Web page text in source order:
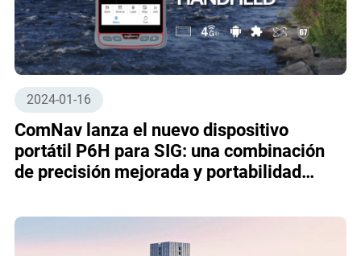
2024-01-16
ComNav lanza el nuevo dispositivo
portátil P6H para SIG: una combinación
de precisión mejorada y portabilidad